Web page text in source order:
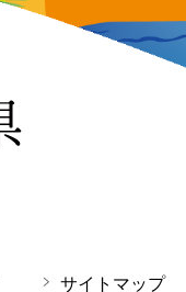
サイトマップ